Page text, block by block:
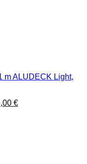
m ALUDECK Light,
€Aktueller